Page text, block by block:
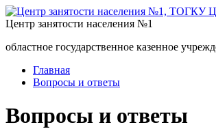
Центр занятости населения №1
областное государственное казенное
Главная
Вопросы и ответы
Вопросы и ответы